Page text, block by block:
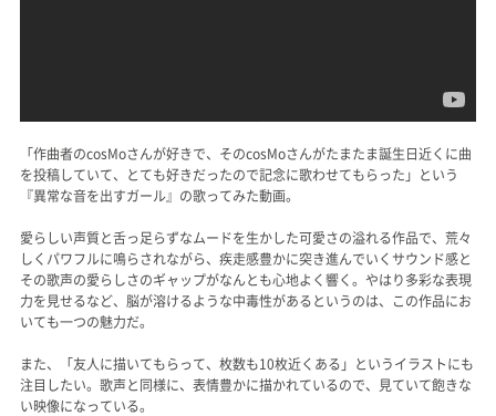
「作曲者のcosMoさんが好きで、そのcosMoさんがたまたま誕生日近くに曲
を投稿していて、とても好きだったので記念に歌わせてもらった」という
『異常な音を出すガール』の歌ってみた動画。
愛らしい声質と舌っ足らずなムードを生かした可愛さの溢れる作品で、荒々
しくパワフルに鳴らされながら、疾走感豊かに突き進んでいくサウンド感と
その歌声の愛らしさのギャップがなんとも心地よく響く。やはり多彩な表現
力を見せるなど、脳が溶けるような中毒性があるというのは、この作品にお
いても一つの魅力だ。
また、「友人に描いてもらって、枚数も10枚近くある」というイラストにも
注目したい。歌声と同様に、表情豊かに描かれているので、見ていて飽きな
い映像になっている。